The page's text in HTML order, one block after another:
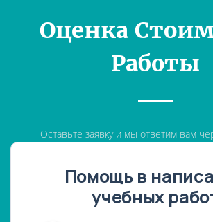
Оценка
Работы
Оставьте заявку и мы ответим вам
Помощь в
учебных